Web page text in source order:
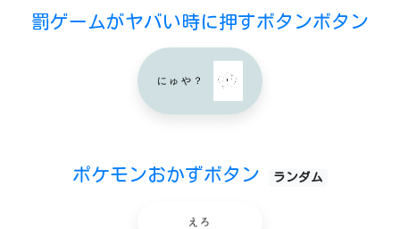
罰ゲームがヤバい時に押すボタンボタン
にゅや？
ポケモンおかずボタン ランダム
えろ